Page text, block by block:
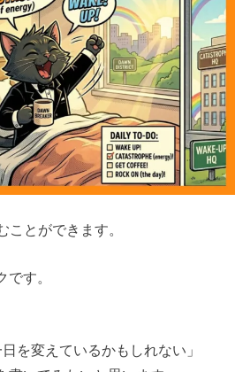
ことができます。
す。
を変えているかもしれない」